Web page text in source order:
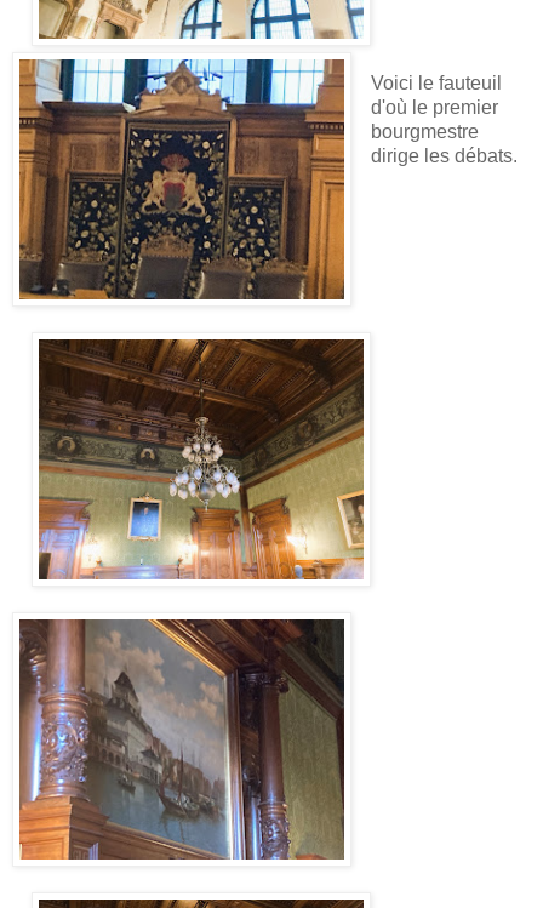
Voici le fauteuil
d'où le premier
bourgmestre
dirige les débats.